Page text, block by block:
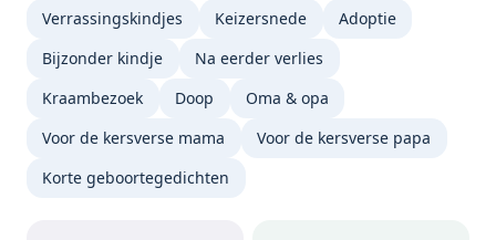
Verrassingskindjes
Keizersnede
Adoptie
Bijzonder kindje
Na eerder verlies
Kraambezoek
Doop
Oma & opa
Voor de kersverse mama
Voor de kersverse papa
Korte geboortegedichten